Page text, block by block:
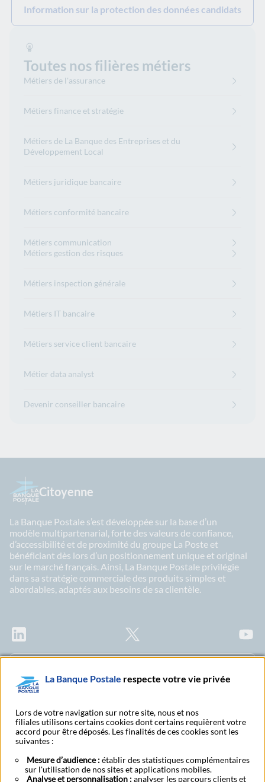
Information sur la protection des données candidats
Toutes nos filières métiers
Métiers de l'assurance
Métiers finance et stratégie
Métiers de La Banque des Entreprises et du
Développement Local
Métiers juridique bancaire
Métiers conformité bancaire
Métiers communication
Métiers gestion des risques
Métiers inspection générale
Métiers IT bancaire
Métiers service client bancaire
Métier data analyst
Devenir conseiller bancaire
Citoyenne
La Banque Postale s’est développée sur la base d’un
modèle multipartenarial, forte des valeurs de confiance,
d’accessibilité et de proximité du groupe La Poste et
bénéficiant dès lors d’un positionnement unique et original
sur le marché français. Ainsi, La Banque Postale privilégie
dans sa stratégie commerciale des produits simples et
abordables, adaptés aux besoins de sa clientèle.
Citoyenne
Rechercher un bureau
de poste
S'abonner à toutes nos
La Banque Postale respecte votre vie privée
Lors de votre navigation sur notre site, nous et nos
filiales utilisons certains cookies dont certains requièrent votre
accord pour être déposés. Les finalités de ces cookies sont les
suivantes :
Mesure d’audience :établir des statistiques complémentaires
sur l'utilisation de nos sites et applications mobiles.
Analyse et personnalisation :analyser les parcours clients et